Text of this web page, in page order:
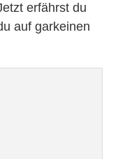
erfährst du
auf garkeinen